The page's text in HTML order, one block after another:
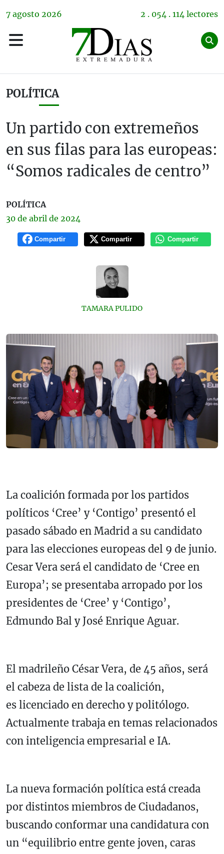
7 agosto 2026 2 . 054 . 114 lectores
POLÍTICA
Un partido con extremeños
en sus filas para las europeas:
“Somos radicales de centro”
POLÍTICA
30 de abril de 2024
Compartir Compartir Compartir
TAMARA PULIDO
La coalición formada por los partidos
políticos ‘Cree’ y ‘Contigo’ presentó el
pasado sábado en Madrid a su candidato
para las elecciones europeas del 9 de junio.
Cesar Vera será el candidato de ‘Cree en
Europa’; se presentaba arropado por los
presidentes de ‘Cree’ y ‘Contigo’,
Edmundo Bal y José Enrique Aguar.
El madrileño César Vera, de 45 años, será
el cabeza de lista de la coalición,
es licenciado en derecho y politólogo.
Actualmente trabaja en temas relacionados
con inteligencia empresarial e IA.
La nueva formación política está creada
por distintos miembros de Ciudadanos,
buscando conformar una candidatura con
un “equilibrio entre gente joven, caras